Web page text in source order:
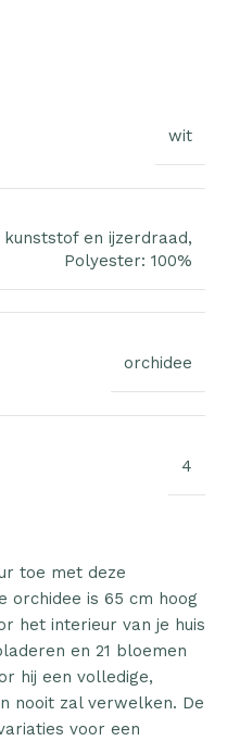
wit
kunststof en ijzerdraad,
Polyester: 100%
orchidee
4
toe met deze
orchidee is 65 cm hoog
het interieur van je huis
en 21 bloemen
hij een volledige,
nooit zal verwelken. De
voor een